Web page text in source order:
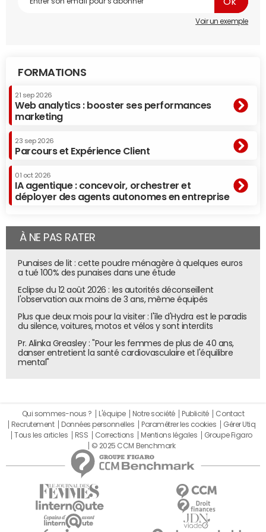
être compatible avec d'autres cloud (Office 365 et
notamment), sur lesquels les documents
Document Cloud s'apparente à une solution de gestion
électronique de documents en mode cloud.© Adobe
Voir un exemple
FORMATIONS
21 sep 2026
Web analytics : booster ses performances
marketing
23 sep 2026
Parcours et Expérience Client
01 oct 2026
IA agentique : concevoir, orchestrer et
déployer des agents autonomes en entreprise
À NE PAS RATER
Punaises de lit : cette poudre ménagère à quelques euros
a tué 100% des punaises dans une étude
Eclipse du 12 août 2026 : les autorités déconseillent
l'observation aux moins de 3 ans, même équipés
Plus que deux mois pour la visiter : l'île d'Hydra est le paradis
du silence, voitures, motos et vélos y sont interdits
Pr. Alinka Greasley : "Pour les femmes de plus de 40 ans,
danser entretient la santé cardiovasculaire et l'équilibre
mental"
Qui sommes-nous ? L'équipe Notre société Publicité
Contact
Recrutement
Données personnelles Paramétrer les cookies
Gérer Utiq
Tous les articles
RSS Corrections Mentions légales
Groupe Figaro
© 2025 CCM Benchmark